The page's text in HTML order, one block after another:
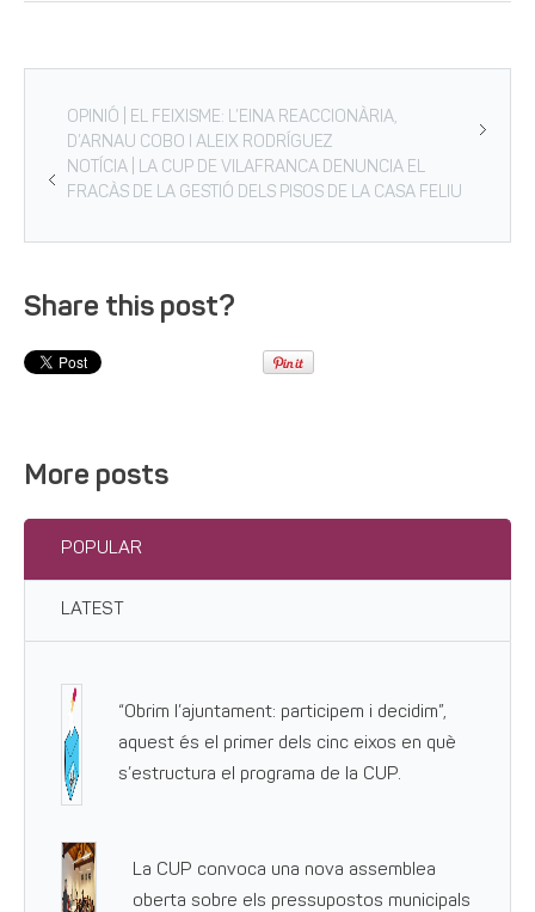
OPINIÓ | EL FEIXISME: L’EINA REACCIONÀRIA,
D’ARNAU COBO I ALEIX RODRÍGUEZ
NOTÍCIA | LA CUP DE VILAFRANCA DENUNCIA EL
FRACÀS DE LA GESTIÓ DELS PISOS DE LA CASA FELIU
Share this post?
More posts
POPULAR
LATEST
“Obrim l’ajuntament: participem i decidim”,
aquest és el primer dels cinc eixos en què
s’estructura el programa de la CUP.
La CUP convoca una nova assemblea
oberta sobre els pressupostos municipals